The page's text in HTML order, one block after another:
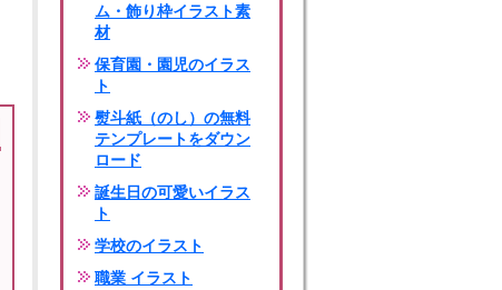
ム・飾り枠イラスト素
材
保育園・園児のイラス
ト
熨斗紙（のし）の無料
テンプレートをダウン
ロード
誕生日の可愛いイラス
ト
学校のイラスト
職業 イラスト